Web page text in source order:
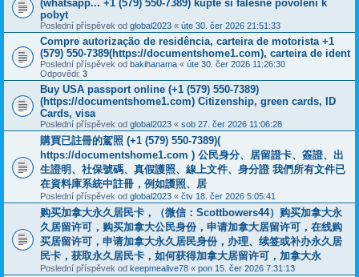
(whatsapp... +1 (579) 550-7389) kupte si falešné povolení k
pobyt
Poslední příspěvek od global2023 « úte 30. čer 2026 21:51:33
Compre autorização de residência, carteira de motorista +1
(579) 550-7389(https://documentshome1.com), carteira de ident
Poslední příspěvek od bakihanama « úte 30. čer 2026 11:26:30
Odpovědi: 3
Buy USA passport online (+1 (579) 550-7389)
(https://documentshome1.com) Citizenship, green cards, ID
Cards, visa
Poslední příspěvek od global2023 « sob 27. čer 2026 11:06:28
購買已註冊的駕照 (+1 (579) 550-7389)(
https://documentshome1.com ) 公民身分、居留證卡、簽證、出
生證明、社保號碼、真假護照、線上文件、身分證 我們所有文件已
在資料庫系統中註冊，例如護照、居
Poslední příspěvek od global2023 « čtv 18. čer 2026 5:05:41
购买加拿大永久居民卡，（微信：Scottbowers44）购买加拿大永
久居留许可，购买加拿大公民身份，申请加拿大居留许可，在线购
买居留许可，申请加拿大永久居民身份，办理、续签或补办永久居
民卡，获取永久居民卡，如何获得加拿大居留许可，加拿大永
Poslední příspěvek od keepmealive78 « pon 15. čer 2026 7:31:13